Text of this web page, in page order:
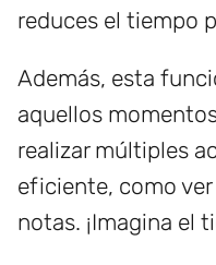
reduces el tiempo
Además, esta
aquellos
realizar múltiples
eficiente, como
notas. ¡Imagina el